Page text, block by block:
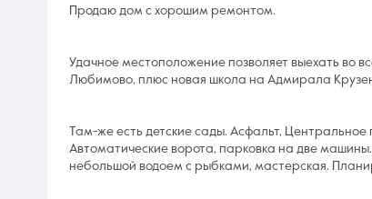
Продаю дом с хорошим ремонтом.
Удачное местоположение позволяет выехать во
Любимово, плюс новая школа на Адмирала
Там-же есть детские сады. Асфальт, Центральное
Автоматические ворота, парковка на две
небольшой водоем с рыбками, мастерская.